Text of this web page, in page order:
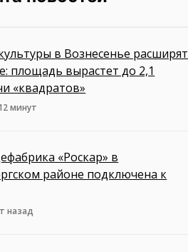
в Вознесенье расширят
площадь вырастет до 2,1
«квадратов»
минут
«Роскар» в
районе подключена к
назад